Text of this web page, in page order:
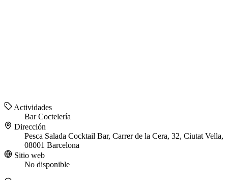
Actividades
BarCoctelería
Dirección
Pesca Salada Cocktail Bar, Carrer de la Cera, 32, Ciutat Vella,
08001 Barcelona
Sitio web
No disponible